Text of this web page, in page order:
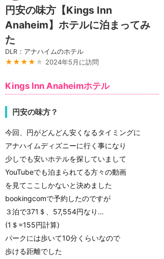
円安の味方【Kings Inn
Anaheim】ホテルに泊まってみ
た
DLR：アナハイムのホテル
★★★★ ★ 2024年5月に訪問
Kings Inn Anaheimホテル
円安の味方？
今回、円がどんどん安くなるタイミングに
アナハイムディズニーに行く事になり
少しでも安いホテルを探していまして
YouTubeでも泊まられてる方々の動画
を見てここしかないと決めました
bookingcomで予約したのですが
３泊で371＄、57,554円なり…
(1＄=155円計算)
パークには歩いて10分くらいなので
歩ける距離でした